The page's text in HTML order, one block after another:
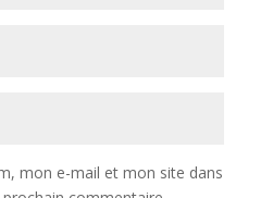
mon e-mail et mon site dans